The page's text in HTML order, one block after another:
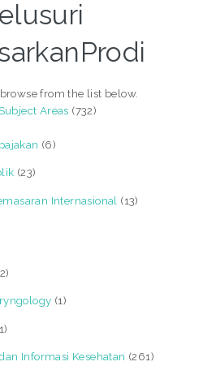
from the list below.
Areas (732)
(6)
(23)
Internasional (13)
(1)
Informasi Kesehatan (261)